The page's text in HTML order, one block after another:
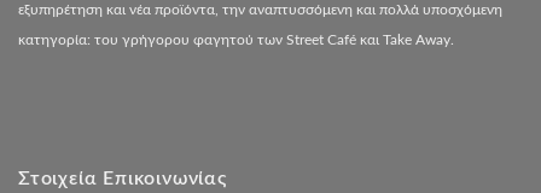
εξυπηρέτηση και νέα προϊόντα, την αναπτυσσόμενη και πολλά υποσχόμενη
κατηγορία: του γρήγορου φαγητού των Street Café και Take Away.
Στοιχεία Επικοινωνίας